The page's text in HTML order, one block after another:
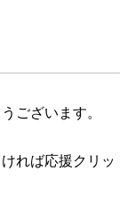
ございます。
れば応援クリッ